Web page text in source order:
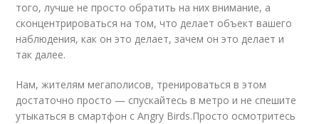
того, лучше не просто обратить на них внимание, а
сконцентрироваться на том, что делает объект вашего
наблюдения, как он это делает, зачем он это делает и
так далее.
Нам, жителям мегаполисов, тренироваться в этом
достаточно просто — спускайтесь в метро и не спешите
утыкаться в смартфон с Angry Birds.Просто осмотритесь